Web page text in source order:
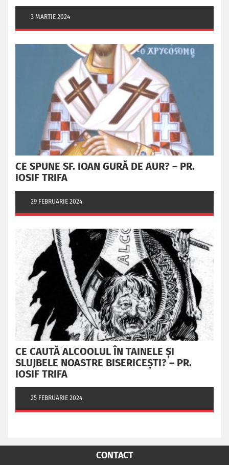
3 MARTIE 2024
CE SPUNE SF. IOAN GURĂ DE AUR? – PR.
IOSIF TRIFA
29 FEBRUARIE 2024
CE CAUTĂ ALCOOLUL ÎN TAINELE ŞI
SLUJBELE NOASTRE BISERICEŞTI? – PR.
IOSIF TRIFA
25 FEBRUARIE 2024
CONTACT